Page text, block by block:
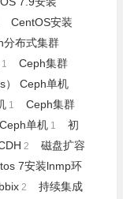
CentOS安装
分布式集群
1
Ceph集群
） Ceph单机
1
Ceph集群
单机 1
初
2 磁盘扩容
7安装lnmp环
2 持续集成